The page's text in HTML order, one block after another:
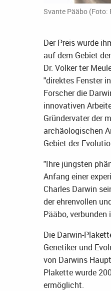
Svante Pääbo (Foto:
Der Preis wurde
auf dem Gebiet
Dr. Volker ter
"direktes Fenster
Forscher die
innovativen
Gründervater der
archäologischen
Gebiet der
"Ihre jüngsten
Anfang einer
Charles Darwin
der ehrenvollen
Pääbo,
Die Darwin-
Genetiker und
von Darwins
Plakette wurde
ermöglicht.